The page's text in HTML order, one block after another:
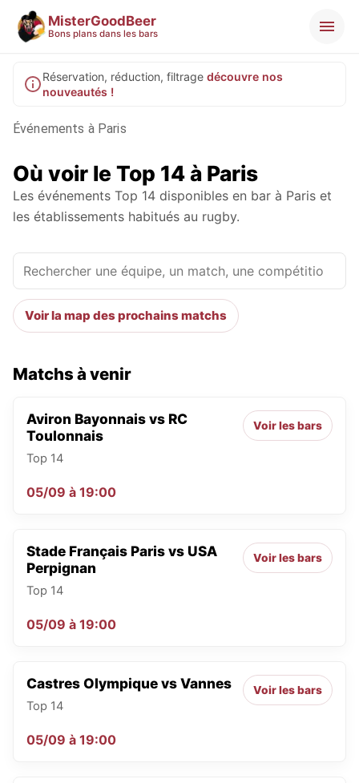
MisterGoodBeer
Bons plans dans les bars
Réservation, réduction, filtrage découvre nos
nouveautés !
Événements à Paris
Où voir le Top 14 à Paris
Les événements Top 14 disponibles en bar à Paris et
les établissements habitués au rugby.
Voir la map des prochains matchs
Matchs à venir
Aviron Bayonnais vs RC
Toulonnais
Top 14
05/09 à 19:00
Voir les bars
Stade Français Paris vs USA
Perpignan
Top 14
05/09 à 19:00
Voir les bars
Castres Olympique vs Vannes
Top 14
05/09 à 19:00
Voir les bars